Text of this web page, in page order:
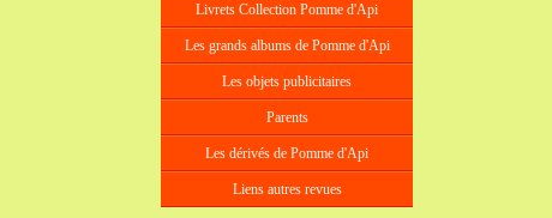
Livrets Collection Pomme d'Api
Les grands albums de Pomme d'Api
Les objets publicitaires
Parents
Les dérivés de Pomme d'Api
Liens autres revues